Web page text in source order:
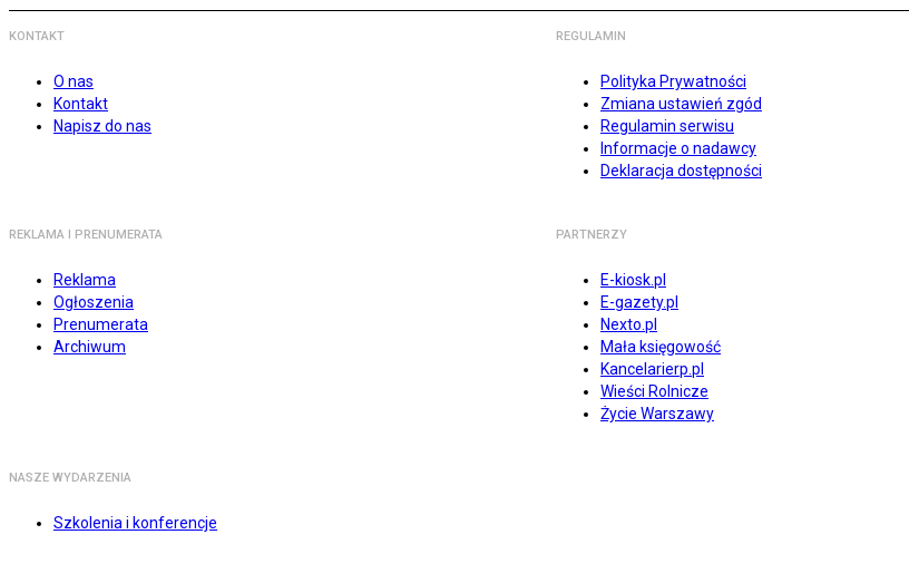
KONTAKT
O nas
Kontakt
Napisz do nas
REGULAMIN
Polityka Prywatności
Zmiana ustawień zgód
Regulamin serwisu
Informacje o nadawcy
Deklaracja dostępności
REKLAMA I PRENUMERATA
Reklama
Ogłoszenia
Prenumerata
Archiwum
PARTNERZY
E-kiosk.pl
E-gazety.pl
Nexto.pl
Mała księgowość
Kancelarierp.pl
Wieści Rolnicze
Życie Warszawy
NASZE WYDARZENIA
Szkolenia i konferencje